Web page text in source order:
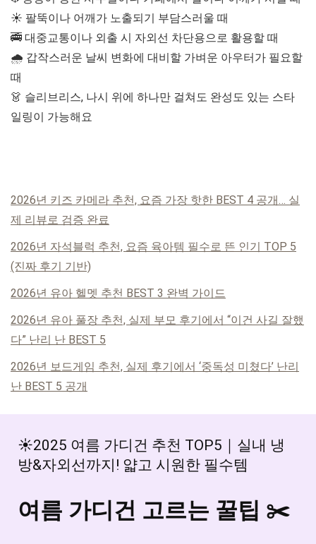
☀️ 팔뚝이나 어깨가 노출되기 부담스러울 때
🚎 대중교통이나 외출 시 자외선 차단용으로 활용할 때
🌧️ 갑작스러운 날씨 변화에 대비할 가벼운 아우터가 필요할
때
👗 슬리브리스, 나시 위에 하나만 걸쳐도 완성도 있는 스타
일링이 가능해요
2026년 키즈 카메라 추천, 요즘 가장 핫한 BEST 4 공개… 실
제 리뷰로 검증 완료
2026년 자석블럭 추천, 요즘 육아템 필수로 뜬 인기 TOP 5
(진짜 후기 기반)
2026년 유아 헬멧 추천 BEST 3 완벽 가이드
2026년 유아 풀장 추천, 실제 부모 후기에서 “이건 사길 잘했
다” 난리 난 BEST 5
2026년 보드게임 추천, 실제 후기에서 ‘중독성 미쳤다’ 난리
난 BEST 5 공개
☀️2025 여름 가디건 추천 TOP5｜실내 냉
방&자외선까지! 얇고 시원한 필수템
여름 가디건 고르는 꿀팁 ✂️